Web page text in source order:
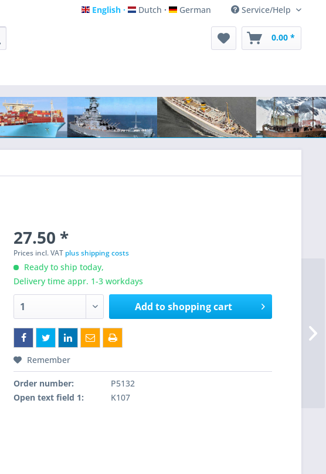
English
English Dutch
Dutch German
German Service/Help
0.00 *
27.50 *
Prices incl. VAT plus shipping costs
Ready to ship today,
Delivery time appr. 1-3 workdays
Add toshopping cart
Remember
Order number:
P5132
Open text field 1:
K107